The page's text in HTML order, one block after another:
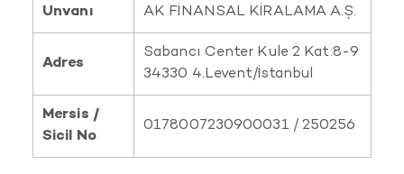
Unvanı AK FİNANSAL KİRALAMA A.Ş.
Adres
Sabancı Center Kule 2 Kat:8-9
34330 4.Levent/İstanbul
Mersis /
Sicil No
0178007230900031 / 250256